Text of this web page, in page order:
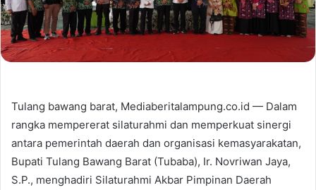
Tulang bawang barat, Mediaberitalampung.co.id — Dalam
rangka mempererat silaturahmi dan memperkuat sinergi
antara pemerintah daerah dan organisasi kemasyarakatan,
Bupati Tulang Bawang Barat (Tubaba), Ir. Novriwan Jaya,
S.P., menghadiri Silaturahmi Akbar Pimpinan Daerah